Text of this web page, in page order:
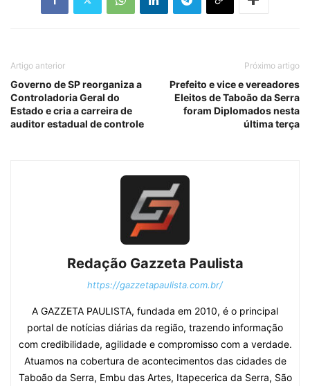
Artigo anterior
Governo de SP reorganiza a
Controladoria Geral do
Estado e cria a carreira de
auditor estadual de controle
Próximo artigo
Prefeito e vice e vereadores
Eleitos de Taboão da Serra
foram Diplomados nesta
última terça
Redação Gazzeta Paulista
https://gazzetapaulista.com.br/
A GAZZETA PAULISTA, fundada em 2010, é o principal
portal de notícias diárias da região, trazendo informação
com credibilidade, agilidade e compromisso com a verdade.
Atuamos na cobertura de acontecimentos das cidades de
Taboão da Serra, Embu das Artes, Itapecerica da Serra, São